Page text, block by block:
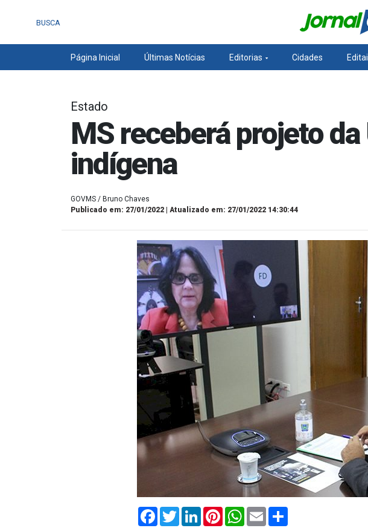
BUSCA
Página Inicial Últimas Notícias Editorias Cidades
Estado
MS receberá projeto
indígena
GOVMS / Bruno Chaves
Publicado em: 27/01/2022 | Atualizado em: 27/01/2022 14:30:44
FacebookTwitterLinkedInPinterestWhatsApp
Email